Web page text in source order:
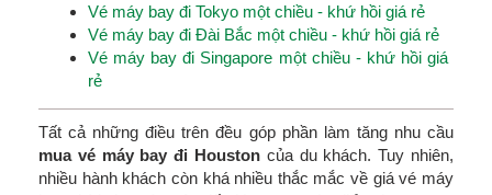
Vé máy bay đi Tokyo một chiều - khứ hồi giá rẻ
Vé máy bay đi Đài Bắc một chiều - khứ hồi giá rẻ
Vé máy bay đi Singapore một chiều - khứ hồi giá
rẻ
Tất cả những điều trên đều góp phần làm tăng nhu cầu
mua vé máy bay đi Houston của du khách. Tuy nhiên,
nhiều hành khách còn khá nhiều thắc mắc về giá vé máy